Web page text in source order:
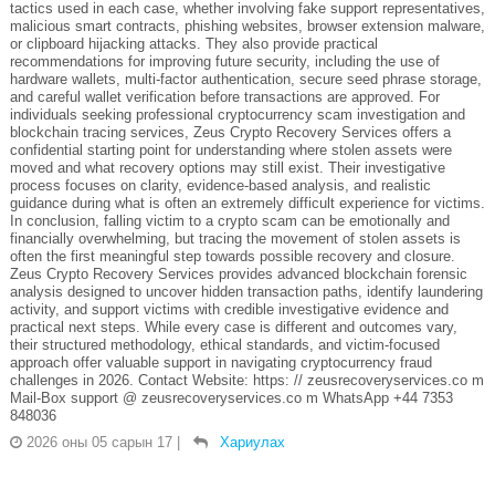
tactics used in each case, whether involving fake support representatives,
malicious smart contracts, phishing websites, browser extension malware,
or clipboard hijacking attacks. They also provide practical
recommendations for improving future security, including the use of
hardware wallets, multi-factor authentication, secure seed phrase storage,
and careful wallet verification before transactions are approved. For
individuals seeking professional cryptocurrency scam investigation and
blockchain tracing services, Zeus Crypto Recovery Services offers a
confidential starting point for understanding where stolen assets were
moved and what recovery options may still exist. Their investigative
process focuses on clarity, evidence-based analysis, and realistic
guidance during what is often an extremely difficult experience for victims.
In conclusion, falling victim to a crypto scam can be emotionally and
financially overwhelming, but tracing the movement of stolen assets is
often the first meaningful step towards possible recovery and closure.
Zeus Crypto Recovery Services provides advanced blockchain forensic
analysis designed to uncover hidden transaction paths, identify laundering
activity, and support victims with credible investigative evidence and
practical next steps. While every case is different and outcomes vary,
their structured methodology, ethical standards, and victim-focused
approach offer valuable support in navigating cryptocurrency fraud
challenges in 2026. Contact Website: https: // zeusrecoveryservices.co m
Mail-Box support @ zeusrecoveryservices.co m WhatsApp +44 7353
848036
2026 оны 05 сарын 17 | Хариулах